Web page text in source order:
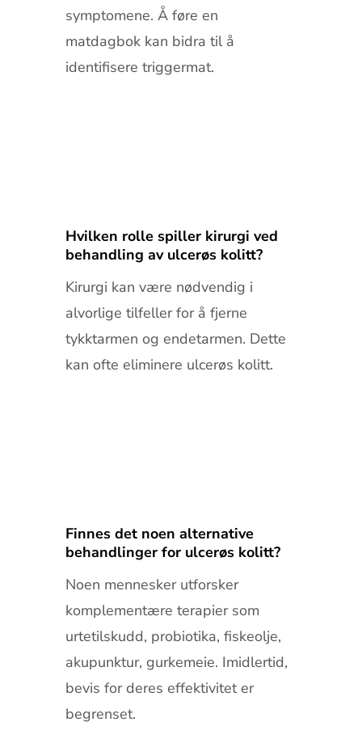
symptomene. Å føre en
matdagbok kan bidra til å
identifisere triggermat.
Hvilken rolle spiller kirurgi ved
behandling av ulcerøs kolitt?
Kirurgi kan være nødvendig i
alvorlige tilfeller for å fjerne
tykktarmen og endetarmen. Dette
kan ofte eliminere ulcerøs kolitt.
Finnes det noen alternative
behandlinger for ulcerøs kolitt?
Noen mennesker utforsker
komplementære terapier som
urtetilskudd, probiotika, fiskeolje,
akupunktur, gurkemeie. Imidlertid,
bevis for deres effektivitet er
begrenset.